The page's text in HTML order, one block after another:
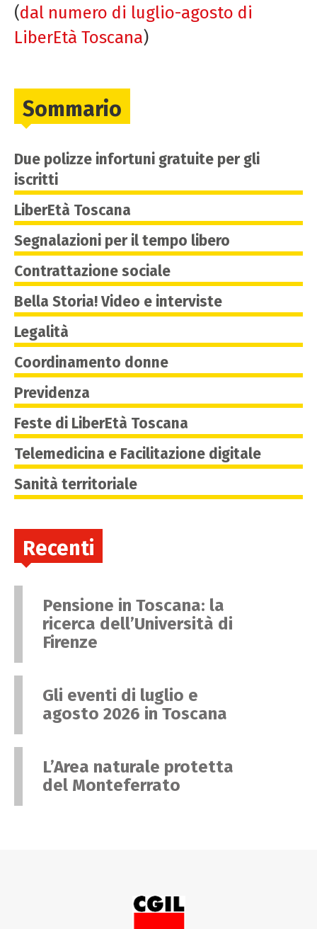
(dal numero di luglio-agosto di
LiberEtà Toscana)
Sommario
Due polizze infortuni gratuite per gli
iscritti
LiberEtà Toscana
Segnalazioni per il tempo libero
Contrattazione sociale
Bella Storia! Video e interviste
Legalità
Coordinamento donne
Previdenza
Feste di LiberEtà Toscana
Telemedicina e Facilitazione digitale
Sanità territoriale
Recenti
Pensione in Toscana: la
ricerca dell’Università di
Firenze
Gli eventi di luglio e
agosto 2026 in Toscana
L’Area naturale protetta
del Monteferrato